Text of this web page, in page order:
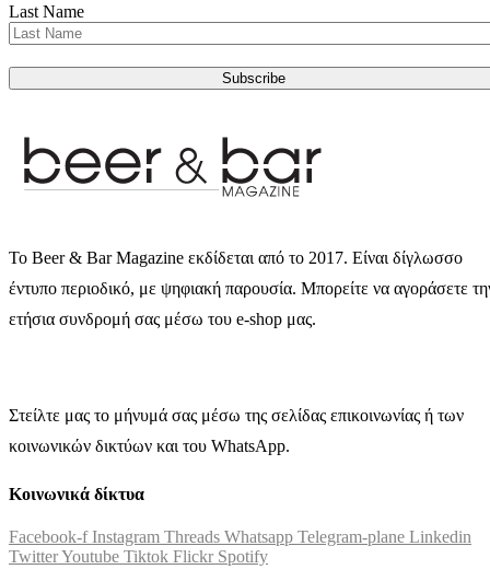
Last Name
Subscribe
Το Beer & Bar Magazine εκδίδεται από το 2017. Είναι δίγλωσσο
έντυπο περιοδικό, με ψηφιακή παρουσία. Μπορείτε να αγοράσετε
ετήσια συνδρομή σας μέσω του e-shop μας.
Στείλτε μας το μήνυμά σας μέσω της σελίδας επικοινωνίας ή των
κοινωνικών δικτύων και του WhatsApp.
Κοινωνικά δίκτυα
Facebook-f Instagram Threads Whatsapp Telegram-plane Linkedin
TwitterYoutube Tiktok Flickr Spotify